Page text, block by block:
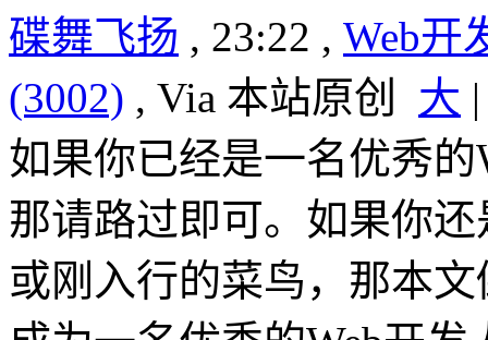
碟舞飞扬 , 23:22 , Web开
(3002) , Via 本站原创 大
如果你已经是一名优秀的
那请路过即可。如果你
或刚入行的菜鸟，那本